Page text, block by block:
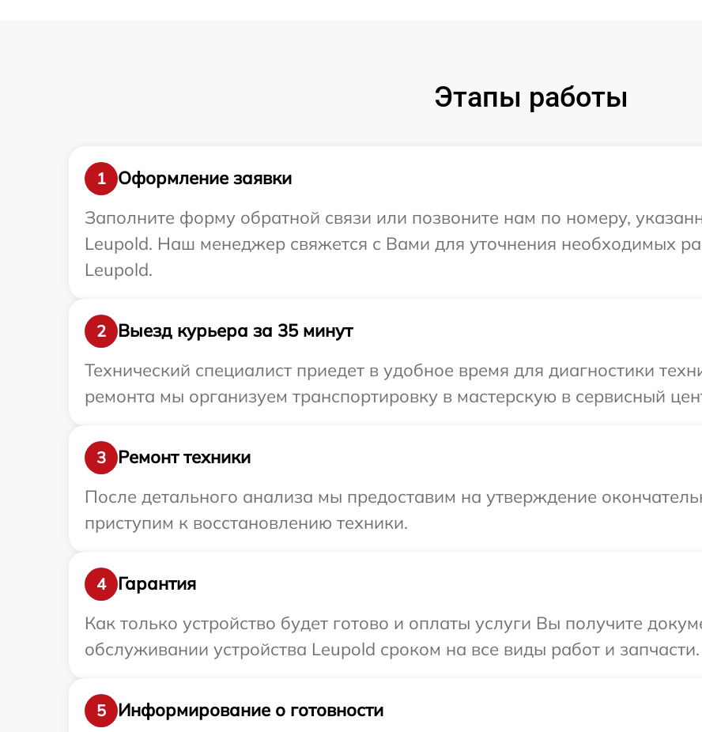
Этапы работы
1
Оформление заявки
Заполните форму обратной связи или позвоните нам по номеру,
Leupold. Наш менеджер свяжется с Вами для уточнения необходимых
Leupold.
2
Выезд курьера за 35 минут
Технический специалист приедет в удобное время для диагностики
ремонта мы организуем транспортировку в мастерскую в сервисный
3
Ремонт техники
После детального анализа мы предоставим на утверждение
приступим к восстановлению техники.
4
Гарантия
Как только устройство будет готово и оплаты услуги Вы получите
обслуживании устройства Leupold сроком на все виды работ и запчасти.
5
Информирование о готовности